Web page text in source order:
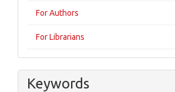
For Authors
For Librarians
Keywords